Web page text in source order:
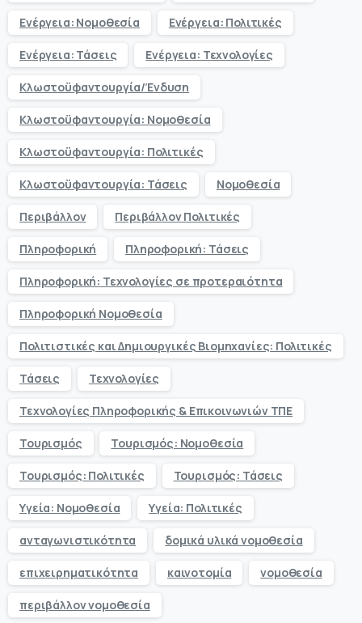
Ενέργεια: Νομοθεσία Ενέργεια: Πολιτικές
Ενέργεια: Τάσεις Ενέργεια: Τεχνολογίες
Κλωστοϋφαντουργία/Ένδυση
Κλωστοϋφαντουργία: Νομοθεσία
Κλωστοϋφαντουργία: Πολιτικές
Κλωστοϋφαντουργία: Τάσεις Νομοθεσία
Περιβάλλον Περιβάλλον Πολιτικές
Πληροφορική Πληροφορική: Τάσεις
Πληροφορική: Τεχνολογίες σε προτεραιότητα
Πληροφορική Νομοθεσία
Πολιτιστικές και Δημιουργικές Βιομηχανίες: Πολιτικές
Τάσεις Τεχνολογίες
Τεχνολογίες Πληροφορικής & Επικοινωνιών ΤΠΕ
Τουρισμός Τουρισμός: Νομοθεσία
Τουρισμός: Πολιτικές Τουρισμός: Τάσεις
Υγεία: Νομοθεσία Υγεία: Πολιτικές
ανταγωνιστικότητα δομικά υλικά νομοθεσία
επιχειρηματικότητα καινοτομία νομοθεσία
περιβάλλον νομοθεσία